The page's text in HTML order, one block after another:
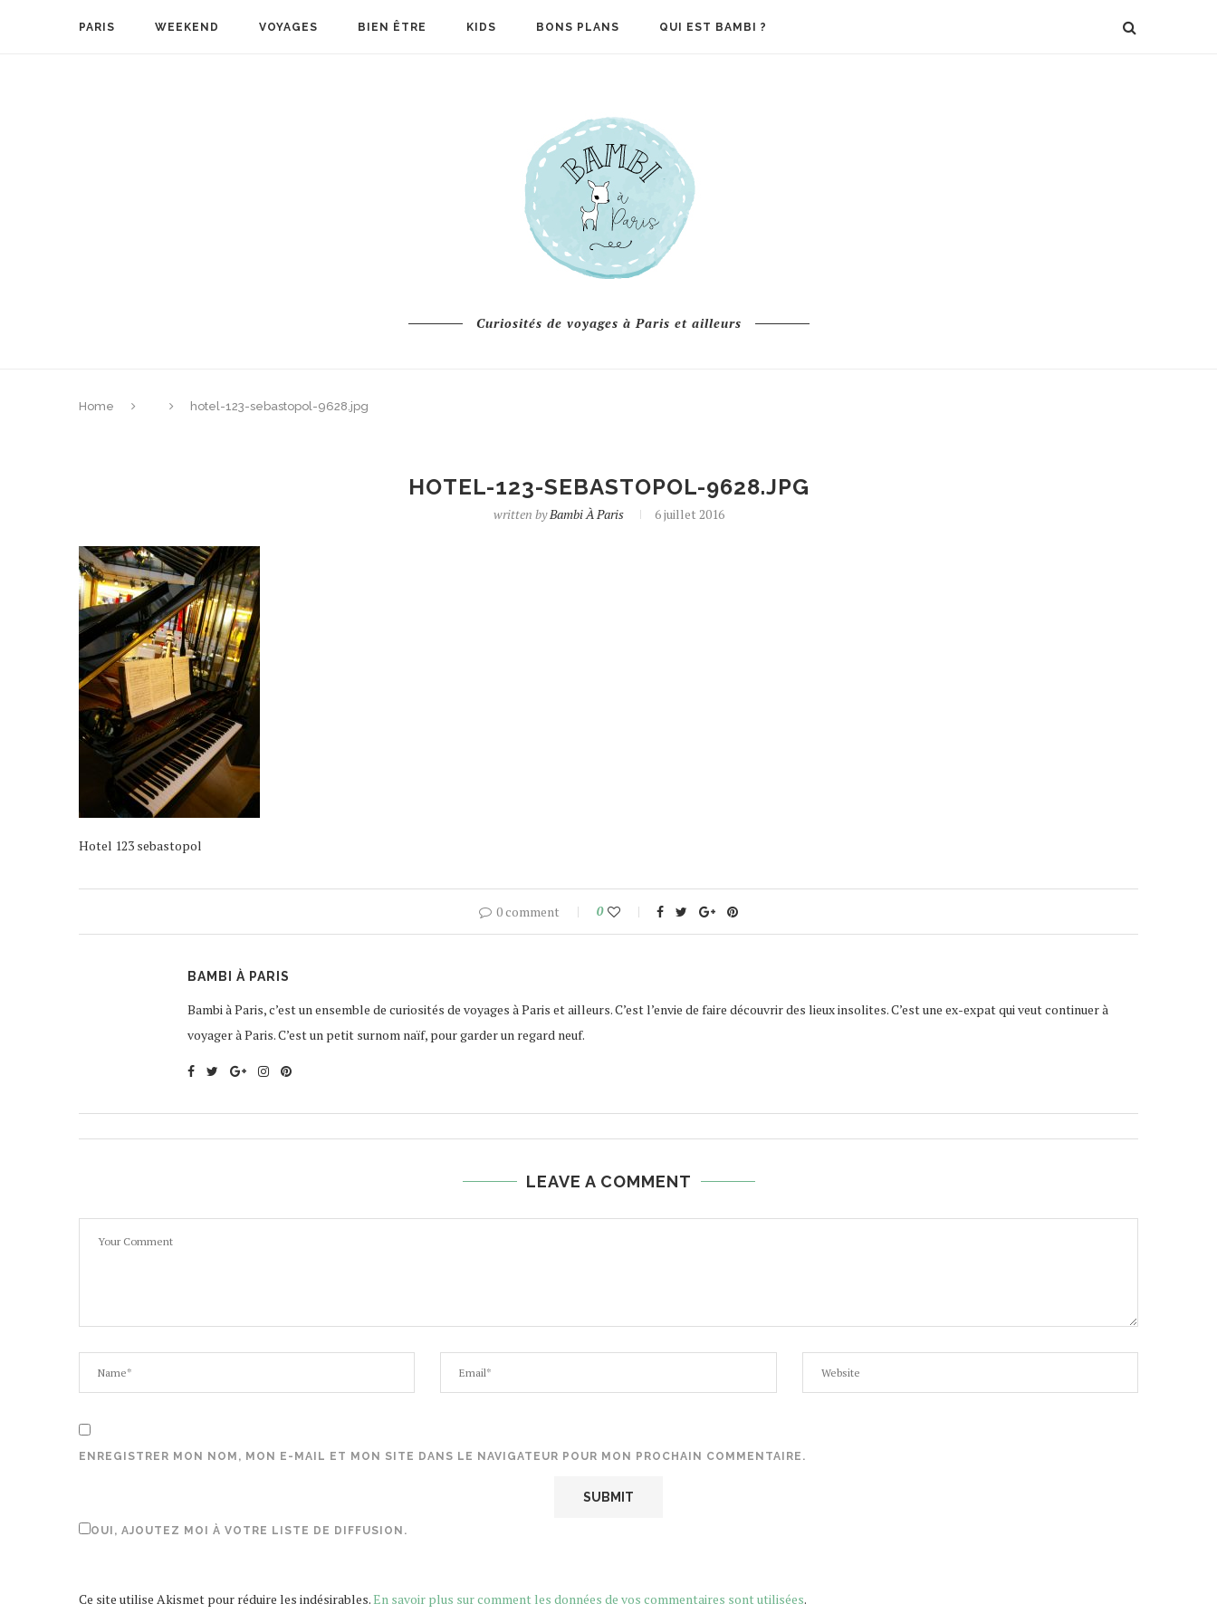
PARIS WEEKEND VOYAGES BIEN ÊTRE KIDS BONS PLANS QUI EST BAMBI ?
Curiosités de voyages à Paris et ailleurs
Home hotel-123-sebastopol-9628.jpg
HOTEL-123-SEBASTOPOL-9628.JPG
written byBambi À Paris 6 juillet 2016
Hotel 123 sebastopol
0 comment 0
BAMBI À PARIS
Bambi à Paris, c’est un ensemble de curiosités de voyages à Paris et ailleurs. C’est l’envie de faire découvrir des lieux insolites. C’est une ex-expat qui veut continuer à
voyager à Paris. C’est un petit surnom naïf, pour garder un regard neuf.
LEAVE A COMMENT
ENREGISTRER MON NOM, MON E-MAIL ET MON SITE DANS LE NAVIGATEUR POUR MON PROCHAIN COMMENTAIRE.
OUI, AJOUTEZ MOI À VOTRE LISTE DE DIFFUSION.
Ce site utilise Akismet pour réduire les indésirables.En savoir plus sur comment les données de vos commentaires sont utilisées.